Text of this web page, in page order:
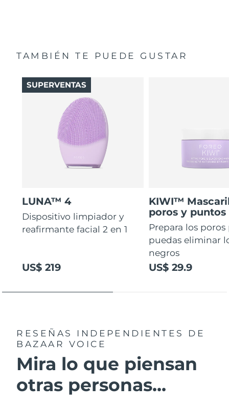
TAMBIÉN TE PUEDE GUSTAR
LUNA™ 4
Dispositivo limpiador y
reafirmante facial 2 en 1
US$ 219
SUPERVENTAS
KIWI™
poros y puntos
Prepara los
puedas eliminar
negros
US$ 29.9
RESEÑAS INDEPENDIENTES
DE
BAZAAR VOICE
Mira lo que piensan
otras personas...